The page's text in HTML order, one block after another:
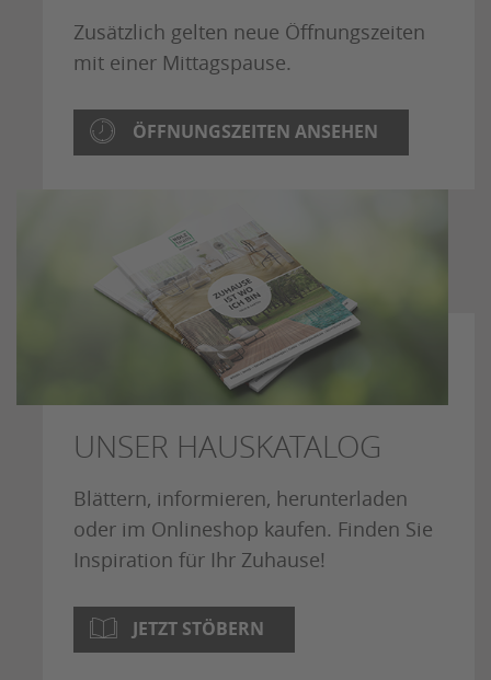
Zusätzlich gelten neue Öffnungszeiten
mit einer Mittagspause.
ÖFFNUNGSZEITEN ANSEHEN
UNSER HAUSKATALOG
Blättern, informieren, herunterladen
oder im Onlineshop kaufen. Finden Sie
Inspiration für Ihr Zuhause!
JETZT STÖBERN